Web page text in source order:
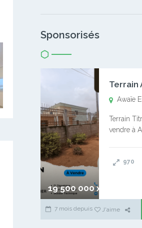
Sponsorisés
19 500 000 xaf
Awaïe
Terrain
vendre à
970
7 mois depuis J'aime